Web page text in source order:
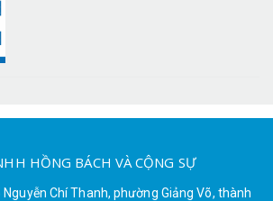
HỒNG BÁCH VÀ CỘNG SỰ
Chí Thanh, phường Giảng Võ, thành